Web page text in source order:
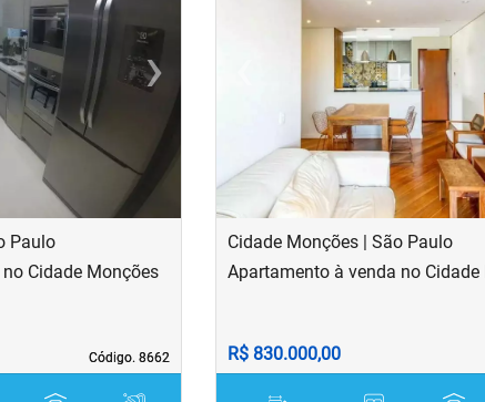
›Next
Paulo
Código. 8662
Código. 8662
no Cidade Monções
Cidade Monções | São Paulo
Apartamento à venda no
R$ 830.000,00